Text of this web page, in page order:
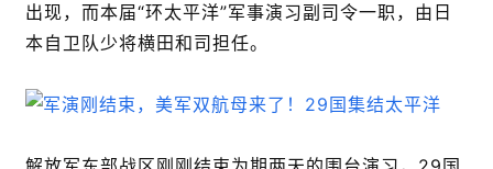
出现，而本届“环太平洋”军事演习副司令一职，由日
本自卫队少将横田和司担任。